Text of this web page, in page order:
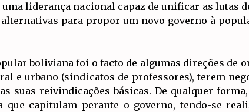
liderança nacional capaz de unificar as lutas
para propor um novo governo à
boliviana foi o facto de algumas direções de
e urbano (sindicatos de professores), terem
suas reivindicações básicas. De qualquer
que capitulam perante o governo, tendo-se